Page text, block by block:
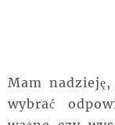
Mam
wybrać